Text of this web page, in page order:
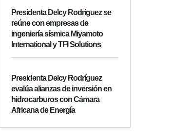
Presidenta Delcy Rodríguez se
reúne con empresas de
ingeniería sísmica Miyamoto
International y TFI Solutions
Presidenta Delcy Rodríguez
evalúa alianzas de inversión en
hidrocarburos con Cámara
Africana de Energía